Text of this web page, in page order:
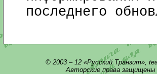
последнего
© 2003 – 12 «Русский Транзит»,
Авторские права защищены